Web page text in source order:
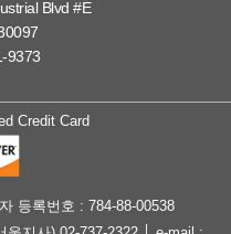
Blvd #E
9373
Credit Card
등록번호 : 784-88-00538